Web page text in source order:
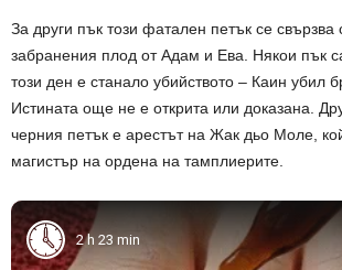
За други пък този фатален петък се свързва
забранения плод от Адам и Ева. Някои пък
този ден е станало убийството – Каин убил
Истината още не е открита или доказана.
черния петък е арестът на Жак дьо Моле,
магистър на ордена на тамплиерите.
2 h 23 min